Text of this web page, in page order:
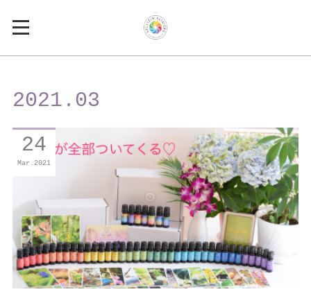
2021 . 03
24
Mar 2021